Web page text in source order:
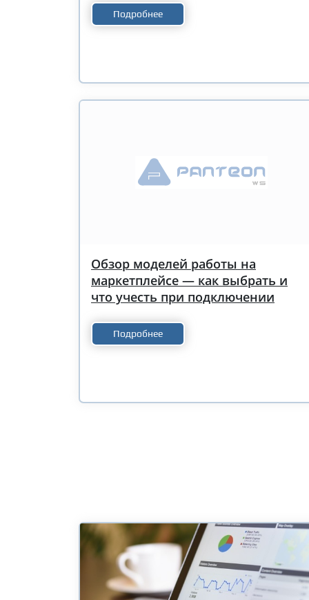
Подробнее
Обзор моделей работы на
маркетплейсе — как выбрать и
что учесть при подключении
Подробнее